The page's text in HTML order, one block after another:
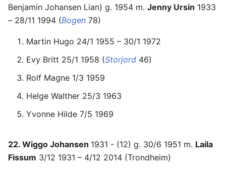
Benjamin Johansen Lian) g. 1954 m. Jenny Ursin 1933
– 28/11 1994 (Bogen 78)
Martin Hugo 24/1 1955 – 30/1 1972
Evy Britt 25/1 1958 (Storjord 46)
Rolf Magne 1/3 1959
Helge Walther 25/3 1963
Yvonne Hilde 7/5 1969
22. Wiggo Johansen 1931 - (12) g. 30/6 1951 m. Laila
Fissum 3/12 1931 – 4/12 2014 (Trondheim)